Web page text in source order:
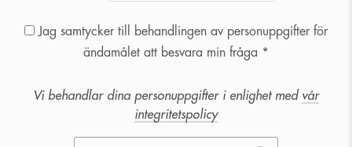
Jag samtycker till behandlingen av personuppgifter för
ändamålet att besvara min fråga *
Vi behandlar dina personuppgifter i enlighet med vår
integritetspolicy